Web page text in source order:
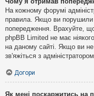
На кожному форумі
правила. Якщо ви
попередження. Врахуйте,
phpBB Limited не має
на даному сайті. Якщо ви
зв'яжіться з
Догори
Як мені поскаржитись на